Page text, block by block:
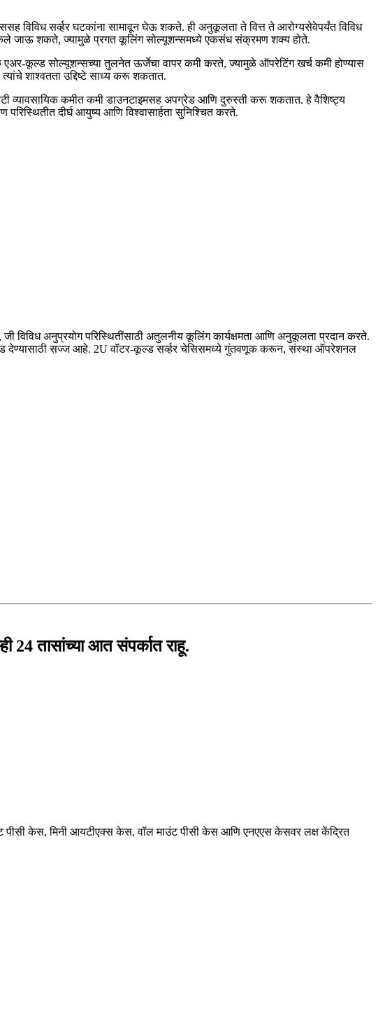
विविध सर्व्हर घटकांना सामावून घेऊ शकते. ही अनुकूलता ते वित्त ते आरोग्यसेवेपर्यंत विविध
केले जाऊ शकते, ज्यामुळे प्रगत कूलिंग सोल्यूशन्समध्ये एकसंध संक्रमण शक्य होते.
एअर-कूल्ड सोल्यूशन्सच्या तुलनेत ऊर्जेचा वापर कमी करते, ज्यामुळे ऑपरेटिंग खर्च कमी होण्यास
शाश्वतता उद्दिष्टे साध्य करू शकतात.
व्यावसायिक कमीत कमी डाउनटाइमसह अपग्रेड आणि दुरुस्ती करू शकतात. हे वैशिष्ट्य
दीर्घ आयुष्य आणि विश्वासार्हता सुनिश्चित करते.
जी विविध अनुप्रयोग परिस्थितींसाठी अतुलनीय कूलिंग कार्यक्षमता आणि अनुकूलता प्रदान करते.
देण्यासाठी सज्ज आहे. 2U वॉटर-कूल्ड सर्व्हर चेसिसमध्ये गुंतवणूक करून, संस्था ऑपरेशनल
24 तासांच्या आत संपर्कात राहू.
पीसी केस, मिनी आयटीएक्स केस, वॉल माउंट पीसी केस आणि एनएएस केसवर लक्ष केंद्रित